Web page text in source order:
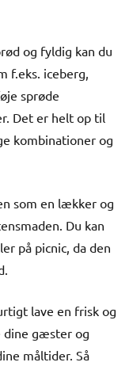
og fyldig kan du
f.eks. iceberg,
sprøde
Det er helt op til
kombinationer og
som en lækker og
Du kan
på picnic, da den
lave en frisk og
dine gæster og
måltider. Så